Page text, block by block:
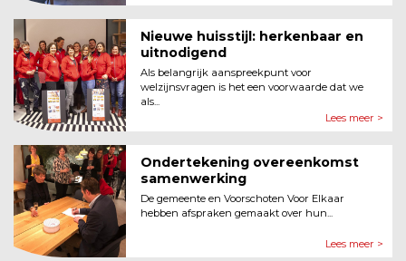
Nieuwe huisstijl: herkenbaar en
uitnodigend
Als belangrijk aanspreekpunt voor
welzijnsvragen is het een voorwaarde dat we
als...
Lees meer >
Ondertekening overeenkomst
samenwerking
De gemeente en Voorschoten Voor Elkaar
hebben afspraken gemaakt over hun...
Lees meer >